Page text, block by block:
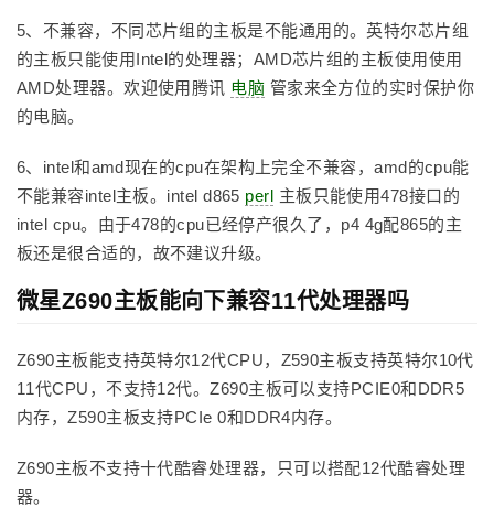
5、不兼容，不同芯片组的主板是不能通用的。英特尔芯片组
的主板只能使用Intel的处理器；AMD芯片组的主板使用使用
AMD处理器。欢迎使用腾讯 电脑 管家来全方位的实时保护你
的电脑。
6、intel和amd现在的cpu在架构上完全不兼容，amd的cpu能
不能兼容intel主板。intel d865 perl 主板只能使用478接口的
intel cpu。由于478的cpu已经停产很久了，p4 4g配865的主
板还是很合适的，故不建议升级。
微星Z690主板能向下兼容11代处理器吗
Z690主板能支持英特尔12代CPU，Z590主板支持英特尔10代
11代CPU，不支持12代。Z690主板可以支持PCIE0和DDR5
内存，Z590主板支持PCIe 0和DDR4内存。
Z690主板不支持十代酷睿处理器，只可以搭配12代酷睿处理
器。